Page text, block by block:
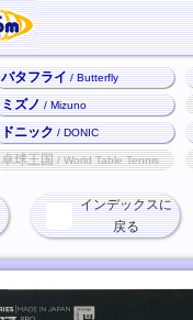
バタフライ/ Butterfly
ミズノ/ Mizuno
ドニック/ DONIC
卓球王国/ World Table Tennis
インデックスに
戻る